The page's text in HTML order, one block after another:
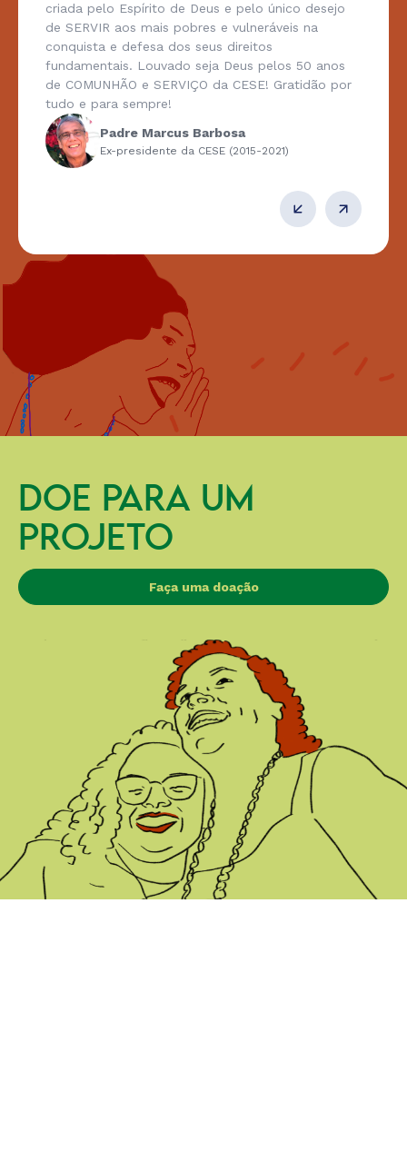
criada pelo Espírito de Deus e pelo único desejo
de SERVIR aos mais pobres e vulneráveis na
conquista e defesa dos seus direitos
fundamentais. Louvado seja Deus pelos 50 anos
de COMUNHÃO e SERVIÇO da CESE! Gratidão por
tudo e para sempre!
Padre Marcus Barbosa
Ex-presidente da CESE (2015-2021)
DOE PARA UM
PROJETO
Faça uma doação